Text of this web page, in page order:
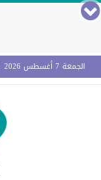
الجمعة 7 أغسطس 2026